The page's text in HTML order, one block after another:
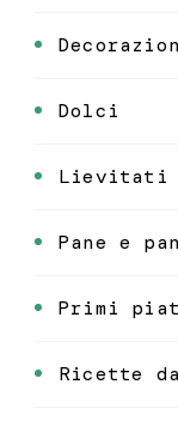
Dolci
Lievitati
Pane e
Primi
Ricette